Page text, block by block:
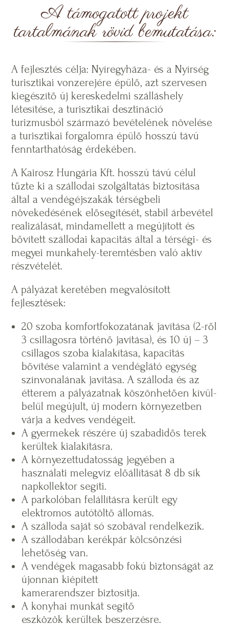
A támogatott projekt
tartalmának rövid bemutatása:
A fejlesztés célja: Nyíregyháza- és a Nyírség
turisztikai vonzerejére épülő, azt szervesen
kiegészítő új kereskedelmi szálláshely
létesítése, a turisztikai desztináció
turizmusból származó bevételének növelése
a turisztikai forgalomra épülő hosszú távú
fenntarthatóság érdekében.
A Kairosz Hungária Kft. hosszú távú célul
tűzte ki a szállodai szolgáltatás biztosítása
által a vendégéjszakák térségbeli
növekedésének elősegítését, stabil árbevétel
realizálását, mindamellett a megújított és
bővített szállodai kapacitás által a térségi- és
megyei munkahely-teremtésben való aktív
részvételét.
A pályázat keretében megvalósított
fejlesztések:
20 szoba komfortfokozatának javítása (2-ről
3 csillagosra történő javítása), és 10 új – 3
csillagos szoba kialakítása, kapacitás
bővítése valamint a vendéglátó egység
színvonalának javítása. A szálloda és az
étterem a pályázatnak köszönhetően kívül-
belül megújult, új modern környezetben
várja a kedves vendégeit.
A gyermekek részére új szabadidős terek
kerültek kialakításra.
A környezettudatosság jegyében a
használati melegvíz előállítását 8 db sík
napkollektor segíti.
A parkolóban felállításra került egy
elektromos autótöltő állomás.
A szálloda saját só szobával rendelkezik.
A szállodában kerékpár kölcsönzési
lehetőség van.
A vendégek magasabb fokú biztonságát az
újonnan kiépített
kamerarendszer biztosítja.
A konyhai munkát segítő
eszközök kerültek beszerzésre.